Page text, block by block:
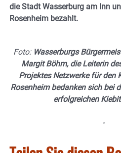
die Stadt Wasserburg am Inn
Rosenheim bezahlt.
Foto: Wasserburgs
Margit Böhm, die Leiterin
Projektes Netzwerke für den
Rosenheim bedanken sich bei
erfolgreichen
.